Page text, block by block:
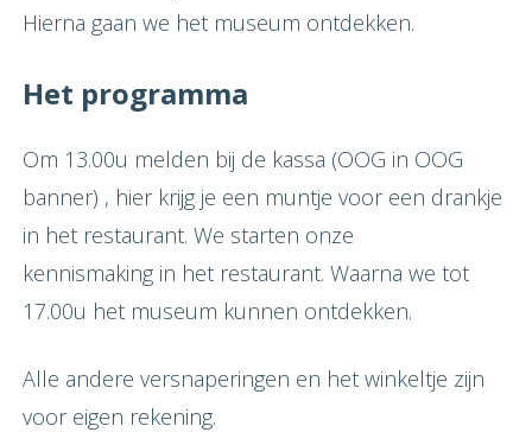
Hierna gaan we het museum ontdekken.
Het programma
Om 13.00u melden bij de kassa (OOG in OOG
banner) , hier krijg je een muntje voor een drankje
in het restaurant. We starten onze
kennismaking in het restaurant. Waarna we tot
17.00u het museum kunnen ontdekken.
Alle andere versnaperingen en het winkeltje zijn
voor eigen rekening.